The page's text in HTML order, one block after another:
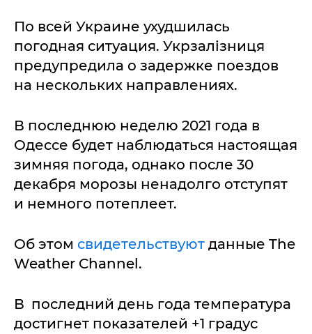
По всей Украине ухудшилась
погодная ситуация. Укрзалізниця
предупредила о задержке поездов
на нескольких направлениях.
В последнюю неделю 2021 года в
Одессе будет наблюдаться настоящая
зимняя погода, однако после 30
декабря морозы ненадолго отступят
и немного потеплеет.
Об этом свидетельствуют данные The
Weather Channel.
В последний день года температура
достигнет показателей +1 градус